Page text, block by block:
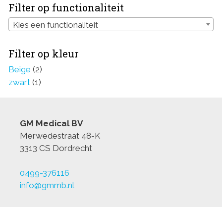
Filter op functionaliteit
Kies een functionaliteit
Filter op kleur
Beige (2)
zwart (1)
GM Medical BV
Merwedestraat 48-K
3313 CS Dordrecht
0499-376116
info@gmmb.nl